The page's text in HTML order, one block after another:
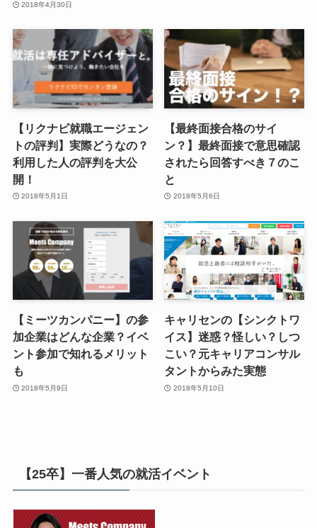
2018年4月30日
【リクナビ就職エージェン
トの評判】実際どうなの？
利用した人の評判を大公
開！
2018年5月1日
【最終面接合格のサイ
ン？】最終面接で意思確認
されたら回答すべき７のこ
と
2018年5月6日
【ミーツカンパニー】の参
加企業はどんな企業？イベ
ント参加で知れるメリット
も
2018年5月9日
キャリセンの【シンクトワ
イス】迷惑？怪しい？しつ
こい？元キャリアコンサル
タントからみた実態
2018年5月10日
【25卒】一番人気の就活イベント